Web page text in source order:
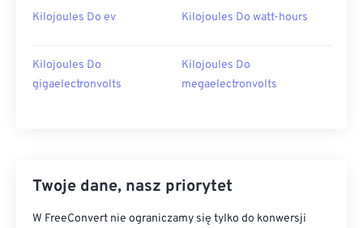
Kilojoules Do ev Kilojoules Do watt-hours
Kilojoules Do
gigaelectronvolts
Kilojoules Do
megaelectronvolts
Twoje dane, nasz priorytet
W FreeConvert nie ograniczamy się tylko do konwersji